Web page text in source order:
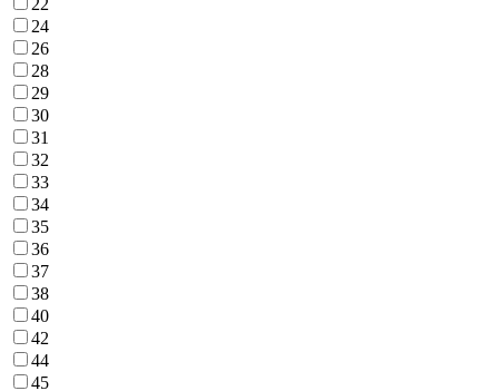
22
24
26
28
29
30
31
32
33
34
35
36
37
38
40
42
44
45